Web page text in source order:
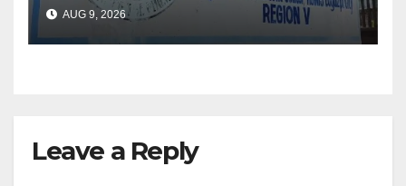
AUG 9, 2026
Leave a Reply